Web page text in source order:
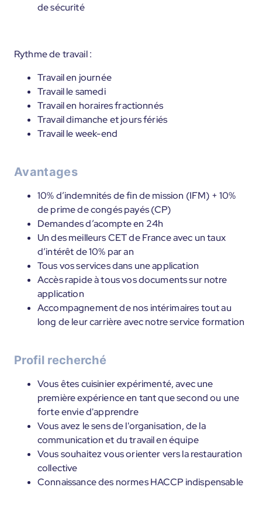
de sécurité
Rythme de travail :
Travail en journée
Travail le samedi
Travail en horaires fractionnés
Travail dimanche et jours fériés
Travail le week-end
Avantages
10% d’indemnités de fin de mission (IFM) + 10%
de prime de congés payés (CP)
Demandes d’acompte en 24h
Un des meilleurs CET de France avec un taux
d’intérêt de 10% par an
Tous vos services dans une application
Accès rapide à tous vos documents sur notre
application
Accompagnement de nos intérimaires tout au
long de leur carrière avec notre service formation
Profil recherché
Vous êtes cuisinier expérimenté, avec une
première expérience en tant que second ou une
forte envie d'apprendre
Vous avez le sens de l'organisation, de la
communication et du travail en équipe
Vous souhaitez vous orienter vers la restauration
collective
Connaissance des normes HACCP indispensable